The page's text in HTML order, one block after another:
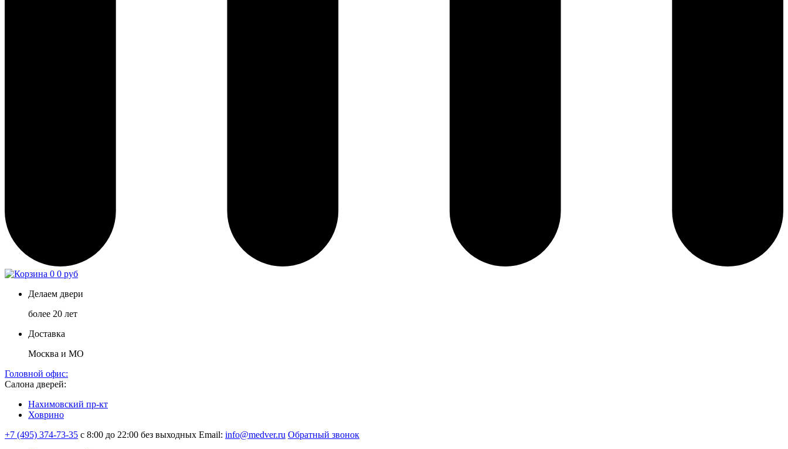
0 0 руб
Делаем двери
более 20 лет
Доставка
Москва и МО
Головной офис:
Салона дверей:
Нахимовский пр-кт
Ховрино
+7 (495) 374-73-35 с 8:00 до 22:00 без выходных Email: info@medver.ru Обратный звонок